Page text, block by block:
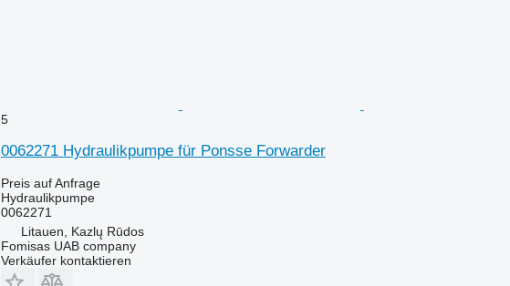
5
0062271 Hydraulikpumpe für Ponsse Forwarder
Preis auf Anfrage
Hydraulikpumpe
0062271
Litauen, Kazlų Rūdos
Fomisas UAB company
Verkäufer kontaktieren